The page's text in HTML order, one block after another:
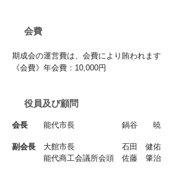
会費
期成会の運営費は、会費により賄われます
《会費》年会費：10,000円
役員及び顧問
​会長 能代市長 鍋谷 暁
副会長 大館市長 石田 健佑
能代商工会議所会頭 佐藤 肇治